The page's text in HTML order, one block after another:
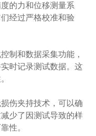
的力和位移测量系
经过严格校准和验
和数据采集功能，
时记录测试数据。这
伤夹持技术，可以确
少了因测试导致的样
性。